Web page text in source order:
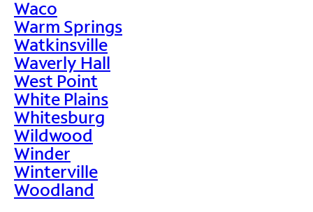
Waco
Warm Springs
Watkinsville
Waverly Hall
West Point
White Plains
Whitesburg
Wildwood
Winder
Winterville
Woodland